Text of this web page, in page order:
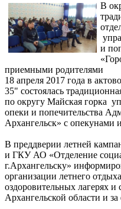
В
и
приемными родителями
18 апреля 2017 года в
35" состоялась
по округу Майская горка
опеки и попечительства
Архангельск» с
В преддверии летней
и ГКУ АО «Отделение
г.Архангельску»
организации летнего
оздоровительных лагерях и
Архангельской области и